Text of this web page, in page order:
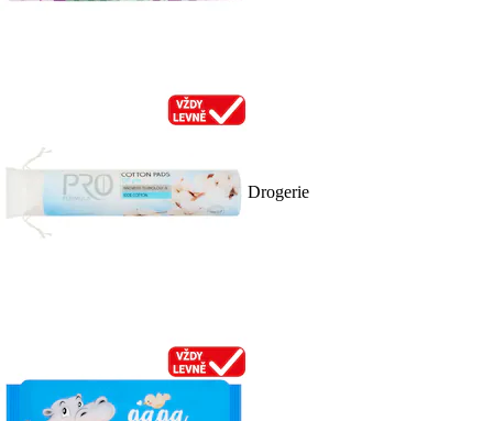
Drogerie